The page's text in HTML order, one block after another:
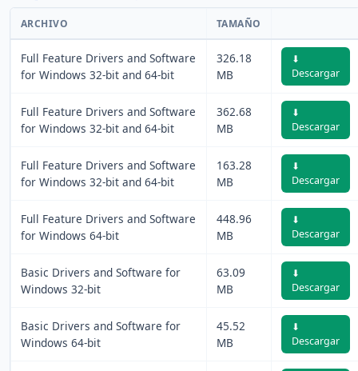
ARCHIVO TAMAÑO
Full Feature Drivers and Software
for Windows 32-bit and 64-bit
326.18
MB
⬇
Descargar
Full Feature Drivers and Software
for Windows 32-bit and 64-bit
362.68
MB
⬇
Descargar
Full Feature Drivers and Software
for Windows 32-bit and 64-bit
163.28
MB
⬇
Descargar
Full Feature Drivers and Software
for Windows 64-bit
448.96
MB
⬇
Descargar
Basic Drivers and Software for
Windows 32-bit
63.09
MB
⬇
Descargar
Basic Drivers and Software for
Windows 64-bit
45.52
MB
⬇
Descargar